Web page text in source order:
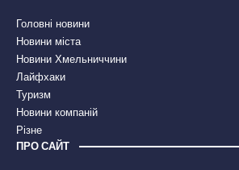
Головні новини
Новини міста
Новини Хмельниччини
Лайфхаки
Туризм
Новини компаній
Різне
ПРО САЙТ